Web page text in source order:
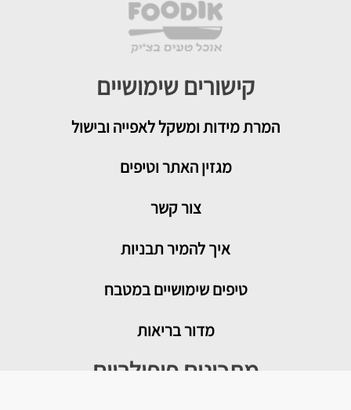
קישורים שימושיים
המרת מידות ומשקל לאפייה ובישול
מגזין האתר וטיפים
צור קשר
איך להמיר תבניות
טיפים שימושיים במטבח
מדור בריאות
מתכונים פופולריים